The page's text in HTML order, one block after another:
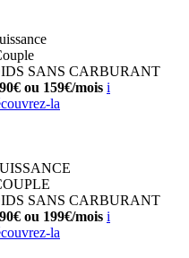
SANS CARBURANT
ou 159€/mois i
la
SANS CARBURANT
ou 199€/mois i
la